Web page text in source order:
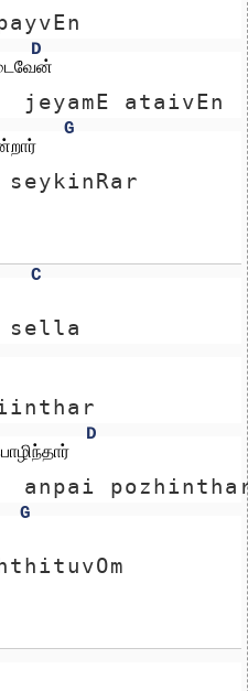
D
ataivEn
G
seykinRar
C
sella
D
anpai
G